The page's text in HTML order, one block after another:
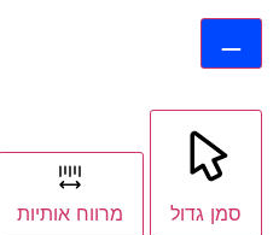
סמן גדול מרווח אותיות